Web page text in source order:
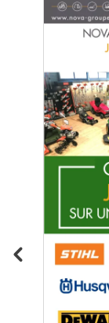
Kit
Tsurumi
🔥